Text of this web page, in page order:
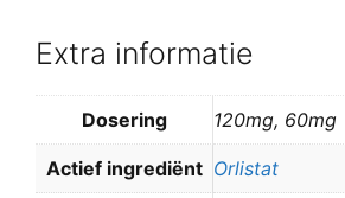
Extra informatie
Dosering 120mg, 60mg
Actief ingrediënt Orlistat